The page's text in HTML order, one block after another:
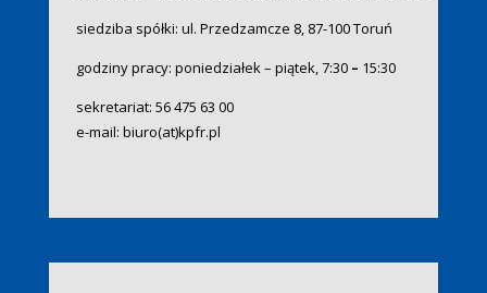
siedziba spółki: ul. Przedzamcze 8, 87-100 Toruń
godziny pracy: poniedziałek – piątek, 7:30– 15:30
sekretariat: 56 475 63 00
e-mail: biuro(at)kpfr.pl